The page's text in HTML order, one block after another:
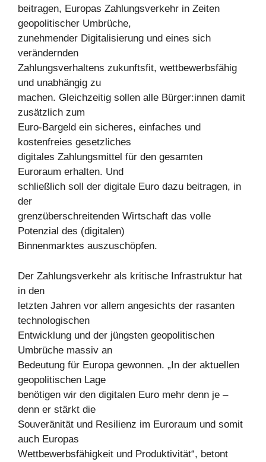
beitragen, Europas Zahlungsverkehr in Zeiten
geopolitischer Umbrüche,
zunehmender Digitalisierung und eines sich
verändernden
Zahlungsverhaltens zukunftsfit, wettbewerbsfähig
und unabhängig zu
machen. Gleichzeitig sollen alle Bürger:innen damit
zusätzlich zum
Euro-Bargeld ein sicheres, einfaches und
kostenfreies gesetzliches
digitales Zahlungsmittel für den gesamten
Euroraum erhalten. Und
schließlich soll der digitale Euro dazu beitragen, in
der
grenzüberschreitenden Wirtschaft das volle
Potenzial des (digitalen)
Binnenmarktes auszuschöpfen.
Der Zahlungsverkehr als kritische Infrastruktur hat
in den
letzten Jahren vor allem angesichts der rasanten
technologischen
Entwicklung und der jüngsten geopolitischen
Umbrüche massiv an
Bedeutung für Europa gewonnen. „In der aktuellen
geopolitischen Lage
benötigen wir den digitalen Euro mehr denn je –
denn er stärkt die
Souveränität und Resilienz im Euroraum und somit
auch Europas
Wettbewerbsfähigkeit und Produktivität“, betont